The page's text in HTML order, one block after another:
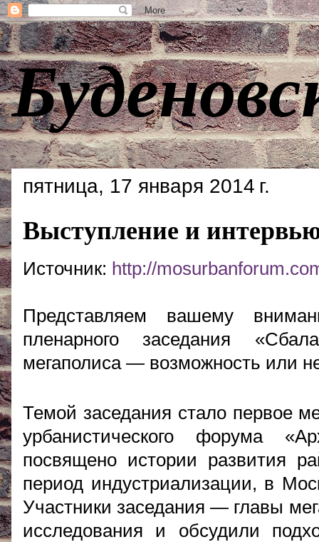
пятница, 17 января 2014 г.
Выступление и
Источник: http://
Представляем вашему
пленарного заседания
мегаполиса — возможность или
Темой заседания стало первое
урбанистического форума
посвящено истории развития
период индустриализации, в
Участники заседания — главы
исследования и обсудили